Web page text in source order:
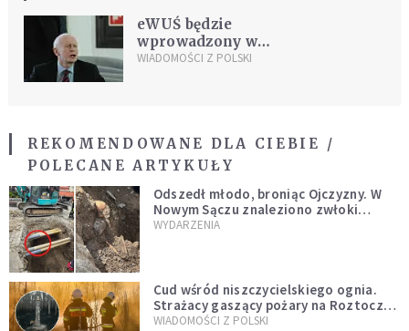
eWUŚ będzie
wprowadzony w
styczniu
WIADOMOŚCI Z POLSKI
REKOMENDOWANE DLA CIEBIE /
POLECANE ARTYKUŁY
Odszedł młodo, broniąc Ojczyzny. W
Nowym Sączu znaleziono zwłoki
mężczyzny z czasów potopu
WYDARZENIA
Cud wśród niszczycielskiego ognia.
Strażacy gaszący pożary na Roztoczu
opublikowali niezwykłe zdjęcie
WIADOMOŚCI Z POLSKI